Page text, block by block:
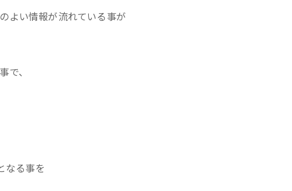
よい情報が流れている事が
で、
なる事を